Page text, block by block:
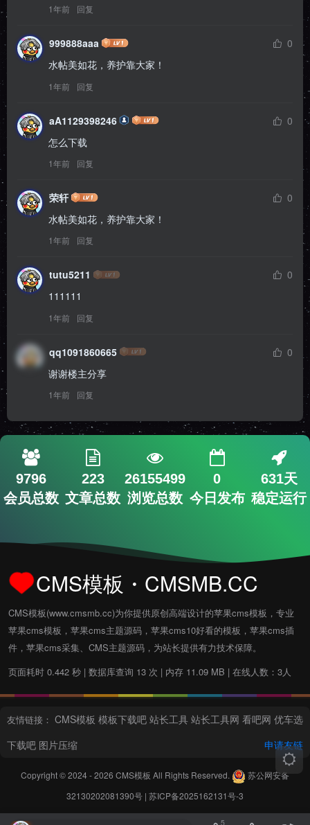
1年前 回复
999888aaa
0
水帖美如花，养护靠大家！
1年前 回复
aA1129398246
0
怎么下载
1年前 回复
荣轩
0
水帖美如花，养护靠大家！
1年前 回复
tutu5211
0
111111
1年前 回复
qq1091860665
0
谢谢楼主分享
1年前 回复
5
9796
会员总数
223
文章总数
26155499
浏览总数
0
今日发布
631天
稳定运行
CMS模板・CMSMB.CC
CMS模板(www.cmsmb.cc)为你提供原创高端设计的苹果cms模板，专业
苹果cms模板，苹果cms主题源码，苹果cms10好看的模板，苹果cms插
件，苹果cms采集、CMS主题源码，为站长提供有力技术保障。
页面耗时 0.442 秒 | 数据库查询 13 次 | 内存 11.09 MB | 在线人数：3人
友情链接： CMS模板 模板下载吧 站长工具 站长工具网 看吧网 优车选
下载吧 图片压缩 申请友链
Copyright © 2024 - 2026 CMS模板 All Rights Reserved.
苏公网安备
32130202081390号 | 苏ICP备2025162131号-3